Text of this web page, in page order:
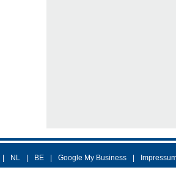
NL BE Google My Business